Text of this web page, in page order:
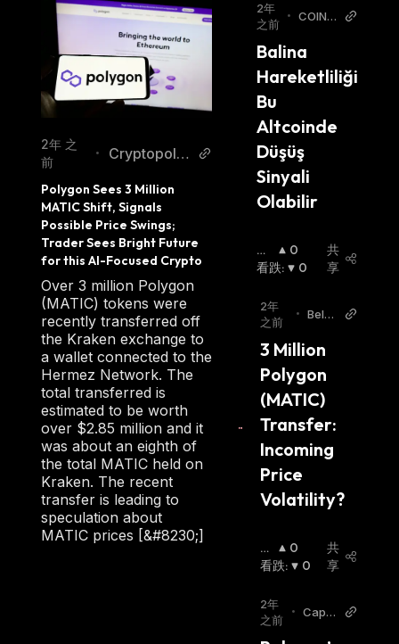
2年 之
前
•
Cryptopolit
Polygon Sees 3 Million
MATIC Shift, Signals
Possible Price Swings;
Trader Sees Bright Future
for this AI-Focused Crypto
Over 3 million Polygon
(MATIC) tokens were
recently transferred off
the Kraken exchange to
a wallet connected to the
Hermez Network. The
total transferred is
estimated to be worth
over $2.85 million and it
was about an eighth of
the total MATIC held on
Kraken. The recent
transfer is leading to
speculation about
MATIC prices [&#8230;]
2年
之前
• COINT
WS
Balina
Hareketliliği
Bu
Altcoinde
Düşüş
Sinyali
Olabilir
看
涨:
0
看跌: 0
共
享
2年
之前
• BeIn
o
3 Million
Polygon
(MATIC)
Transfer:
Incoming
Price
Volatility?
看
涨:
0
看跌: 0
共
享
2年
之前
•
Capta